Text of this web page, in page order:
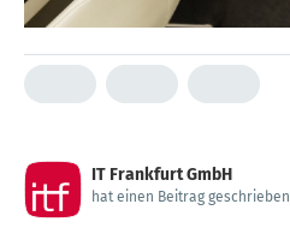
IT Frankfurt GmbH
hat einen Beitrag geschrieben